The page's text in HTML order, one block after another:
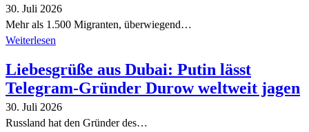
30. Juli 2026
Mehr als 1.500 Migranten, überwiegend…
Weiterlesen
Liebesgrüße aus Dubai: Putin lässt
Telegram-Gründer Durow weltweit jagen
30. Juli 2026
Russland hat den Gründer des…